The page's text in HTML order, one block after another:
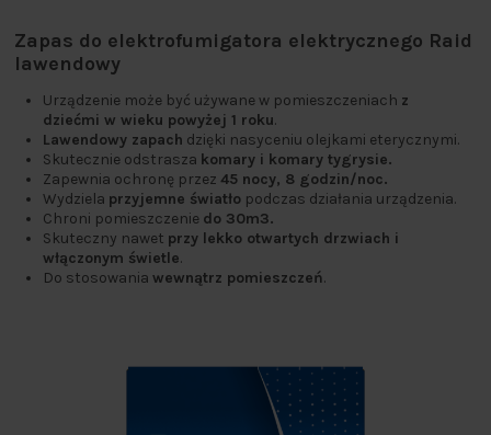
Zapas do elektrofumigatora elektrycznego Raid
lawendowy
Urządzenie może być używane w pomieszczeniach z
dziećmi w wieku powyżej 1 roku.
Lawendowy zapach dzięki nasyceniu olejkami eterycznymi.
Skutecznie odstrasza komary i komary tygrysie.
Zapewnia ochronę przez 45 nocy, 8 godzin/noc.
Wydziela przyjemne światło podczas działania urządzenia.
Chroni pomieszczenie do 30m3.
Skuteczny nawet przy lekko otwartych drzwiach i
włączonym świetle.
Do stosowania wewnątrz pomieszczeń.